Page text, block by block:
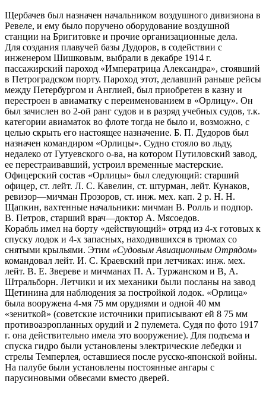
Щербачев был назначен начальником воздушного дивизиона в
Ревеле, и ему было поручено оборудование воздушной
станции на Бригитовке и прочие организационные дела.
Для создания плавучей базы Дудоров, в содействии с
инженером Шишковым, выбрали в декабре 1914 г.
пассажирский пароход «Императрица Александра», стоявший
в Петроградском порту. Пароход этот, делавший раньше рейсы
между Петербургом и Англией, был приобретен в казну и
перестроен в авиаматку с переименованием в «Орлицу». Он
был зачислен во 2-ой ранг судов и в разряд учебных судов, т.к.
категории авиаматок во флоте тогда не было и, возможно, с
целью скрыть его настоящее назначение. Б. П. Дудоров был
назначен командиром «Орлицы». Судно стояло во льду,
недалеко от Гутуевского о-ва, на котором Путиловский завод,
ее перестраивавший, устроил временные мастерские.
Офицерский состав «Орлицы» был следующий: старший
офицер, ст. лейт. Л. С. Кавелин, ст. штурман, лейт. Кунаков,
ревизор—мичман Прозоров, ст. инж. мех. кап. 2 р. Н. Н.
Щапкин, вахтенные начальники: мичман В. Ролль и подпор.
В. Петров, старший врач—доктор А. Мясоедов.
Корабль имел на борту «действующий» отряд из 4-х готовых к
спуску лодок и 4-х запасных, находившихся в трюмах со
снятыми крыльями. Этим «Судовым Авиационным Отрядом»
командовал лейт. И. С. Краевский при летчиках: инж. мех.
лейт. В. Е. Звереве и мичманах П. А. Туржанском и В, А.
Штральборн. Летчики и их механики были посланы на завод
Щетинина для наблюдения за постройкой лодок. «Орлица»
была вооружена 4-мя 75 мм орудиями и одной 40 мм
«зениткой» (советские источники приписывают ей 8 75 мм
противоаэропланных орудий и 2 пулемета. Судя по фото 1917
г. она действительно имела это вооружение). Для подъема и
спуска гидро были установлены электрические лебедки и
стрелы Темперлея, оставшиеся после русско-японской войны.
На палубе были установлены постоянные ангары с
парусиновыми обвесами вместо дверей.